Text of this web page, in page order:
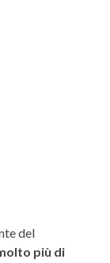
del
più di